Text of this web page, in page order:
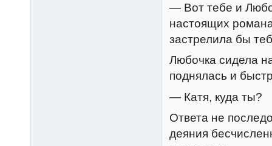
— Вот тебе и
настоящих
застрелила бы
Любочка сидела
поднялась и
— Катя, куда ты?
Ответа не
деяния